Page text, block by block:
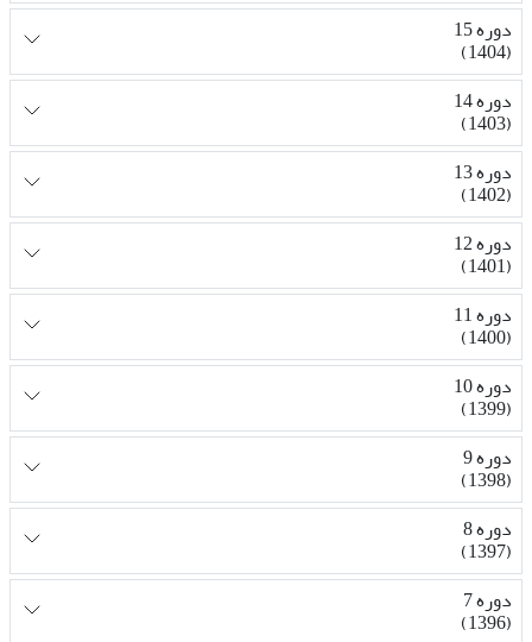
دوره 15
(1404)
دوره 14
(1403)
دوره 13
(1402)
دوره 12
(1401)
دوره 11
(1400)
دوره 10
(1399)
دوره 9
(1398)
دوره 8
(1397)
دوره 7
(1396)